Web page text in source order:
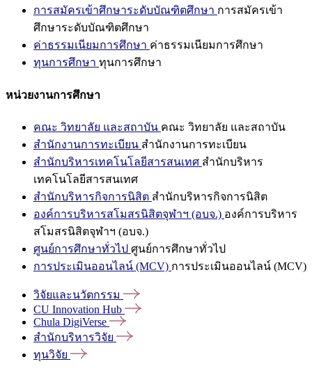
การสมัครเข้าศึกษาระดับบัณฑิตศึกษา การสมัครเข้า
ศึกษาระดับบัณฑิตศึกษา
ค่าธรรมเนียมการศึกษา ค่าธรรมเนียมการศึกษา
ทุนการศึกษา ทุนการศึกษา
หน่วยงานการศึกษา
คณะ วิทยาลัย และสถาบัน คณะ วิทยาลัย และสถาบัน
สำนักงานการทะเบียน สำนักงานการทะเบียน
สำนักบริหารเทคโนโลยีสารสนเทศ สำนักบริหาร
เทคโนโลยีสารสนเทศ
สำนักบริหารกิจการนิสิต สำนักบริหารกิจการนิสิต
องค์การบริหารสโมสรนิสิตจุฬาฯ (อบจ.) องค์การบริหาร
สโมสรนิสิตจุฬาฯ (อบจ.)
ศูนย์การศึกษาทั่วไป ศูนย์การศึกษาทั่วไป
การประเมินออนไลน์ (MCV) การประเมินออนไลน์ (MCV)
วิจัยและนวัตกรรม
CU Innovation Hub
Chula DigiVerse
สำนักบริหารวิจัย
ทุนวิจัย